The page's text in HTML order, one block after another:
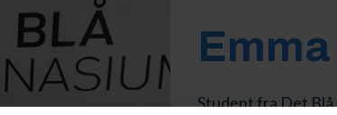
Student fra Det Blå